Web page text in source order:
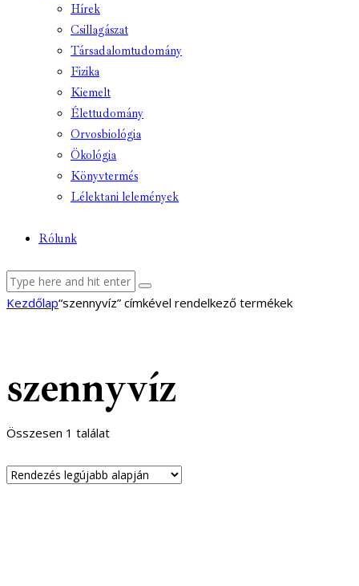
Hírek
Csillagászat
Társadalomtudomány
Fizika
Kiemelt
Élettudomány
Orvosbiológia
Ökológia
Könyvtermés
Lélektani lelemények
Rólunk
facebook-
youtube-
email
Kezdőlap“szennyvíz” címkével rendelkező termékek
szennyvíz
Összesen 1 találat